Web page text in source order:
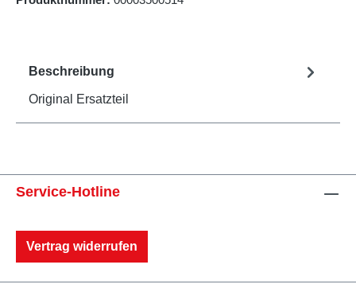
Beschreibung
Original Ersatzteil
Service-Hotline
Vertrag widerrufen